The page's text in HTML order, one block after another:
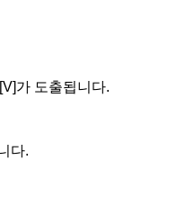
가 도출됩니다.
다.